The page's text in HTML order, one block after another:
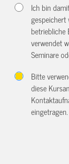
Ich bin
betriebliche
verwendet
Seminare
Bitte
diese
eingetragen.